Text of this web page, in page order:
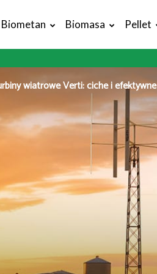
Biometan Biomasa Pellet
wiatrowe Verti: ciche i efektywne